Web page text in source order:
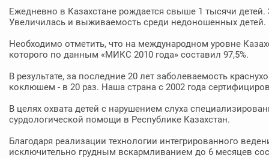
Ежедневно в Казахстане рождается свыше 1 тысячи детей.
Увеличилась и выживаемость среди недоношенных детей.
Необходимо отметить, что на международном уровне
которого по данным «МИКС 2010 года» составил 97,5%.
В результате, за последние 20 лет заболеваемость
коклюшем - в 20 раз. Наша страна с 2002 года
В целях охвата детей с нарушением слуха
сурдологической помощи в Республике Казахстан.
Благодаря реализации технологии интегрированного
исключительно грудным вскармливанием до 6 месяцев